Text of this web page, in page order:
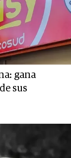
gana
sus